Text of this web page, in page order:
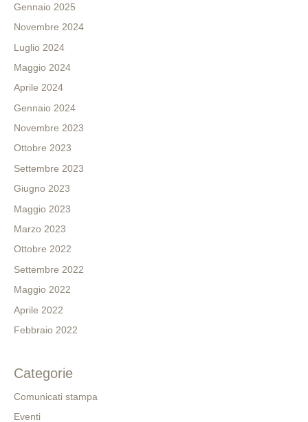
Gennaio 2025
Novembre 2024
Luglio 2024
Maggio 2024
Aprile 2024
Gennaio 2024
Novembre 2023
Ottobre 2023
Settembre 2023
Giugno 2023
Maggio 2023
Marzo 2023
Ottobre 2022
Settembre 2022
Maggio 2022
Aprile 2022
Febbraio 2022
Categorie
Comunicati stampa
Eventi